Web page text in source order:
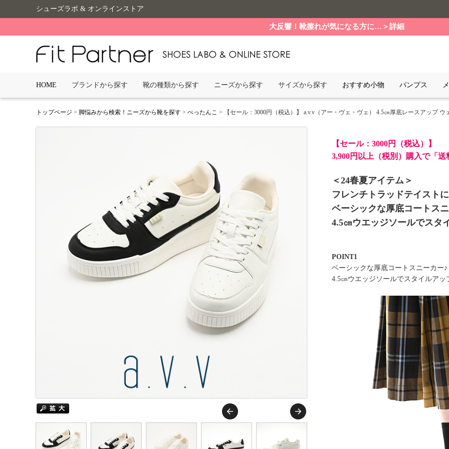
シューズラボ & オンラインストア
大反響！靴擦れが気になる方に…＞詳細
HOME ブランドから探す 靴の種類から探す ニーズから探す サイズから探す おすすめ小物 パンプス
トップページ > 脚悩みから検索！ニーズから靴を探す > ぺったんこ > 【セール：3000円（税込）】 a.v.v（アー・ヴェ・ヴェ） 4.5㎝厚底レースアップ ウ
【セール：3000円（税込）】
3,900円以上（税別）購入で「送
＜24春夏アイテム＞
フレンチトラッドテイスト
ベーシックな厚底コートス
4.5㎝ウエッジソールでスタ
POINT1
ベーシックな厚底コートスニーカー♪
4.5㎝ウエッジソールでスタイルアッ